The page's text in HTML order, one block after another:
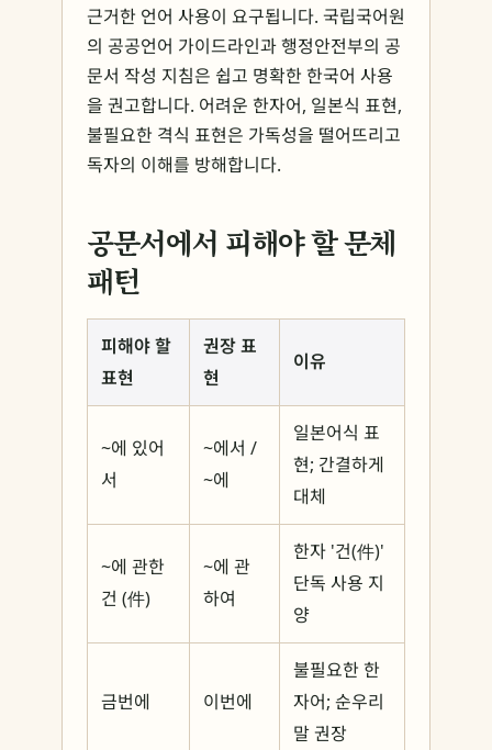
근거한 언어 사용이 요구됩니다. 국립국어원
의 공공언어 가이드라인과 행정안전부의 공
문서 작성 지침은 쉽고 명확한 한국어 사용
을 권고합니다. 어려운 한자어, 일본식 표현,
불필요한 격식 표현은 가독성을 떨어뜨리고
독자의 이해를 방해합니다.
공문서에서 피해야 할 문체
패턴
피해야 할
표현
권장 표
현
이유
~에 있어
서
~에서 /
~에
일본어식 표
현; 간결하게
대체
~에 관한
건 (件)
~에 관
하여
한자 '건(件)'
단독 사용 지
양
금번에 이번에
불필요한 한
자어; 순우리
말 권장